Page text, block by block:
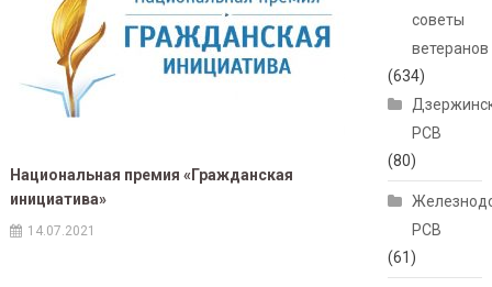
Национальная премия «Гражданская
инициатива»
14.07.2021
советы
ветеранов
(634)
РСВ
(80)
РСВ
(61)